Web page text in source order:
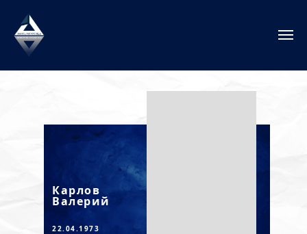
Карлов
Валерий
22.04.1973